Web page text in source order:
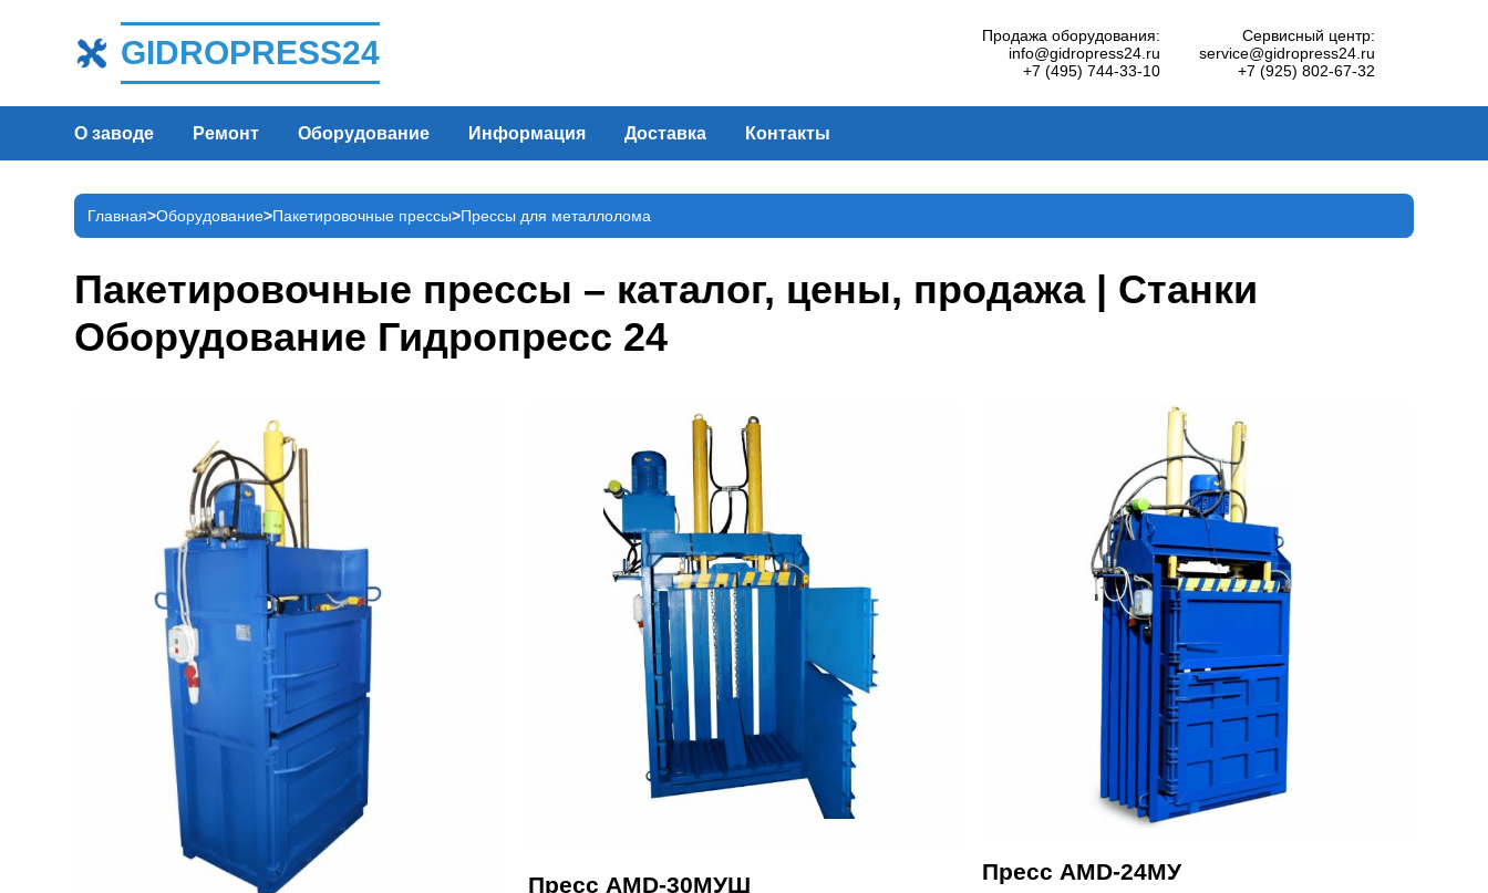
GIDROPRESS24
Продажа оборудования:
info@gidropress24.ru
+7 (495) 744-33-10
Сервисный центр:
service@gidropress24.ru
+7 (925) 802-67-32
О заводе Ремонт Оборудование Информация Доставка Контакты
Главная Оборудование Пакетировочные прессы Прессы для металлолома
Пакетировочные прессы – каталог, цены, продажа | Станки
Оборудование Гидропресс 24
Пресс AMD-30МУШ
Пресс AMD-24МУ